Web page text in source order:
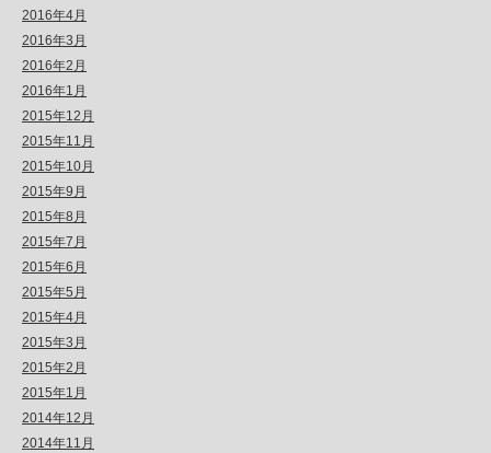
2016年4月
2016年3月
2016年2月
2016年1月
2015年12月
2015年11月
2015年10月
2015年9月
2015年8月
2015年7月
2015年6月
2015年5月
2015年4月
2015年3月
2015年2月
2015年1月
2014年12月
2014年11月